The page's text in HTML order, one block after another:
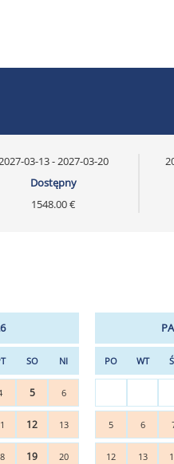
03-13 - 2027-03-20
Dostępny
1548.00 €
SO NI
5 6
12 13
19 20
PO WT
5 6
12 13